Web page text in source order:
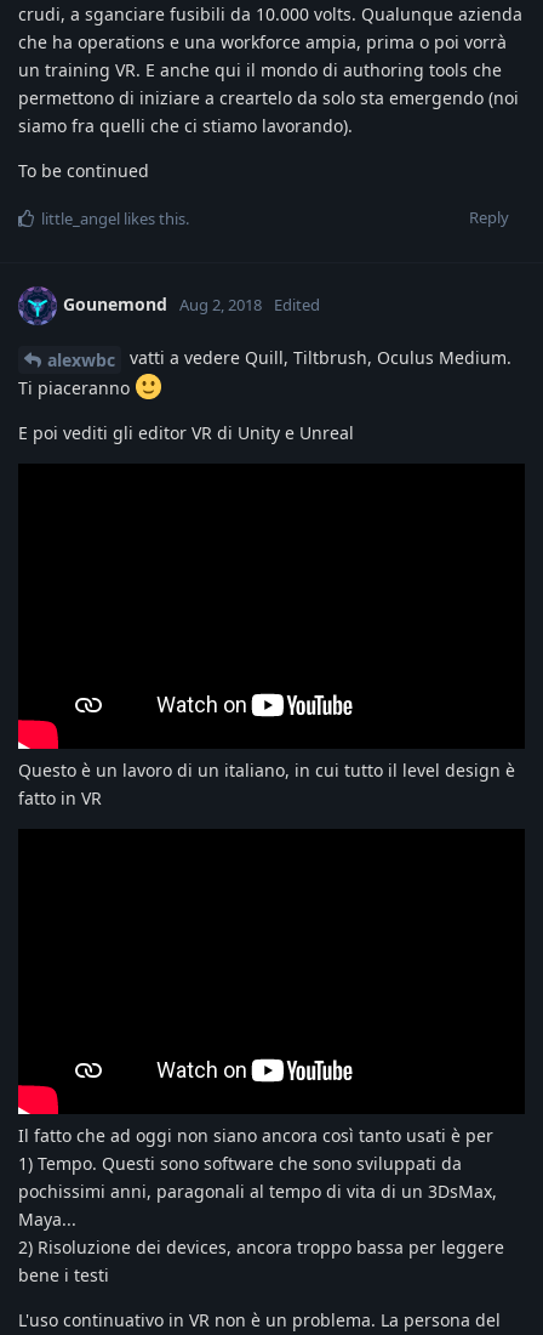
crudi, a sganciare fusibili da 10.000 volts. Qualunque azienda
che ha operations e una workforce ampia, prima o poi vorrà
un training VR. E anche qui il mondo di authoring tools che
permettono di iniziare a creartelo da solo sta emergendo (noi
siamo fra quelli che ci stiamo lavorando).
To be continued
Reply
little_angel likes this.
Gounemond Aug 2, 2018 Edited
alexwbc
vatti a vedere Quill, Tiltbrush, Oculus Medium.
Ti piaceranno
E poi vediti gli editor VR di Unity e Unreal
Questo è un lavoro di un italiano, in cui tutto il level design è
fatto in VR
Il fatto che ad oggi non siano ancora così tanto usati è per
1) Tempo. Questi sono software che sono sviluppati da
pochissimi anni, paragonali al tempo di vita di un 3DsMax,
Maya...
2) Risoluzione dei devices, ancora troppo bassa per leggere
bene i testi
L'uso continuativo in VR non è un problema. La persona del